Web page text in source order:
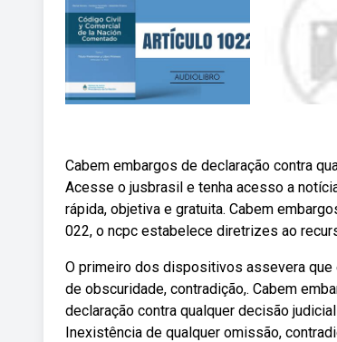
Cabem embargos de declaração contra
Acesse o jusbrasil e tenha acesso a
rápida, objetiva e gratuita. Cabem
022, o ncpc estabelece diretrizes ao
O primeiro dos dispositivos assevera
de obscuridade, contradição,. Cabem
declaração contra qualquer decisão
Inexistência de qualquer omissão,